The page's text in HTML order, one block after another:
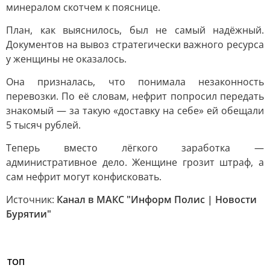
минералом скотчем к пояснице.
План, как выяснилось, был не самый надёжный.
Документов на вывоз стратегически важного ресурса
у женщины не оказалось.
Она призналась, что понимала незаконность
перевозки. По её словам, нефрит попросил передать
знакомый — за такую «доставку на себе» ей обещали
5 тысяч рублей.
Теперь вместо лёгкого заработка —
административное дело. Женщине грозит штраф, а
сам нефрит могут конфисковать.
Источник: Канал в МАКС "Информ Полис | Новости
Бурятии"
ТОП